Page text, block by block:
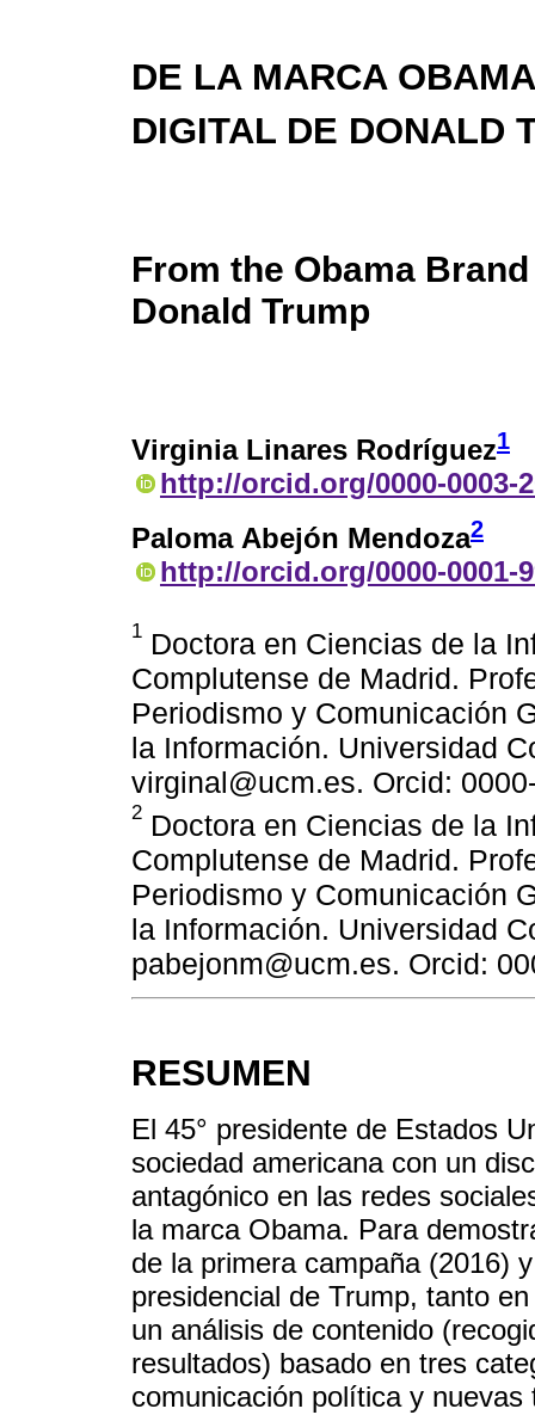
DE LA MARCA
DIGITAL DE DONALD
From the Obama
Donald Trump
Virginia Linares Rodríguez1
http://orcid.org/0000-0003-
Paloma Abejón Mendoza2
http://orcid.org/0000-0001-
1 Doctora en Ciencias de la
Complutense de Madrid.
Periodismo y Comunicación
la Información. Universidad
virginal@ucm.es. Orcid:
2 Doctora en Ciencias de la
Complutense de Madrid.
Periodismo y Comunicación
la Información. Universidad
pabejonm@ucm.es. Orcid:
RESUMEN
El 45° presidente de Estados
sociedad americana con un
antagónico en las redes
la marca Obama. Para
de la primera campaña (2016)
presidencial de Trump, tanto
un análisis de contenido
resultados) basado en tres
comunicación política y nuevas